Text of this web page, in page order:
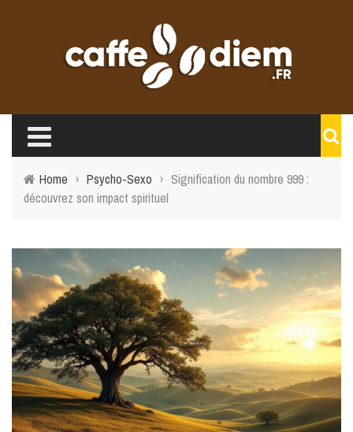
Home › Psycho-Sexo › Signification du nombre 999 :
découvrez son impact spirituel